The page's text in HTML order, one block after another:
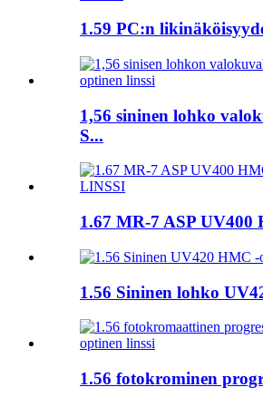
1.59 PC:n
1,56 sininen lohko
S...
1.67 MR-7 ASP UV400
1.56 Sininen lohko
1.56 fotokrominen